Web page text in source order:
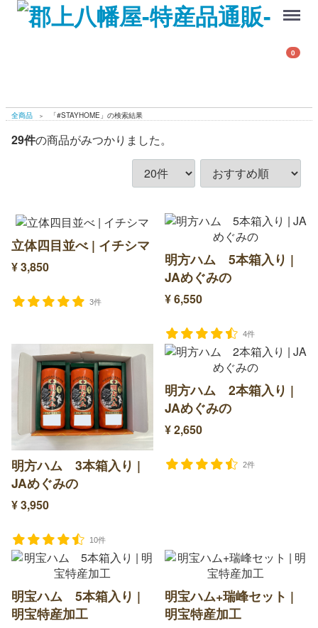
0
Menu
全商品 「#STAYHOME」の検索結果
29件の商品がみつかりました。
立体四目並べ | イチシマ
¥ 3,850
3件
明方ハム 5本箱入り |
JAめぐみの
¥ 6,550
4件
明方ハム 3本箱入り |
JAめぐみの
¥ 3,950
10件
明方ハム 2本箱入り |
JAめぐみの
¥ 2,650
2件
明宝ハム 5本箱入り |
明宝特産加工
明宝ハム+瑞峰セット |
明宝特産加工